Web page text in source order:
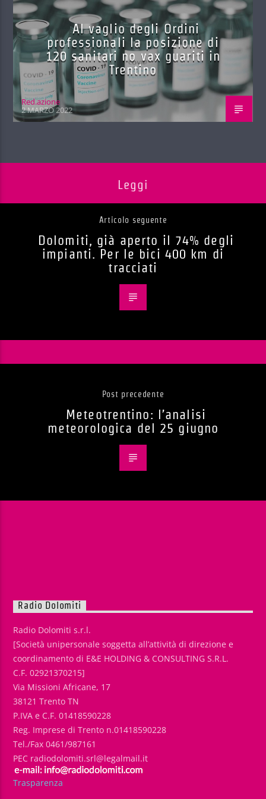
Al vaglio degli Ordini
professionali la posizione di
120 sanitari no vax guariti in
Trentino
Red.azione
2 MARZO 2022
Leggi
Articolo seguente
Dolomiti, già aperto il 74% degli
impianti. Per le bici 400 km di
tracciati
Post precedente
Meteotrentino: l’analisi
meteorologica del 25 giugno
Radio Dolomiti
Radio Dolomiti s.r.l.
[Società unipersonale soggetta all’attività di direzione e
coordinamento di E&E HOLDING & CONSULTING S.R.L.
C.F. 02921370215]
Via Missioni Africane, 17
38121 Trento TN
P.IVA e C.F. 01418590228
Reg. Imprese di Trento n.01418590228
Tel./Fax 0461/987161
PEC radiodolomiti.srl@legalmail.it
Trasparenza